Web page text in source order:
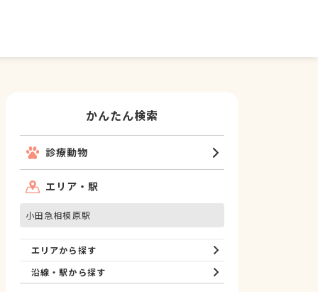
かんたん検索
診療動物
エリア・駅
小田急相模原駅
エリアから探す
沿線・駅から探す